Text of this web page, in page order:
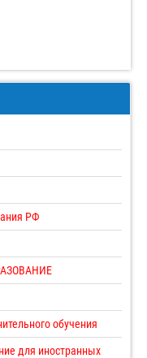
РФ
обучения
для иностранных